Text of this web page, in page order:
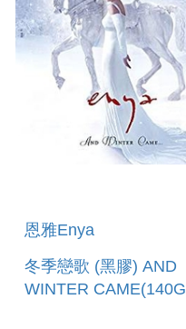
恩雅Enya
冬季戀歌 (黑膠) AND
WINTER CAME(140G